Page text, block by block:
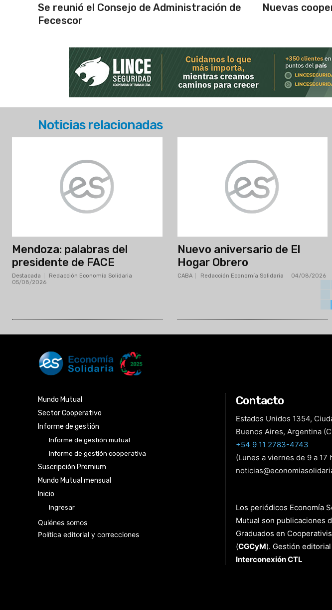
Se reunió el Consejo de Administración de
Fecescor
Nuevas
Noticias relacionadas
Mendoza: palabras del
presidente de FACE
Destacada Redacción Economía Solidaria
05/08/2026
Nuevo aniversario de El
Hogar Obrero
CABA Redacción Economía Solidaria 04/08/2026
Mundo Mutual
Sector Cooperativo
Informe de gestión
Informe de gestión mutual
Informe de gestión cooperativa
Suscripción Premium
Mundo Mutual mensual
Inicio
Ingresar
Quiénes somos
Política editorial y correcciones
Contacto
Estados Unidos 1354,
Buenos Aires, Argentina
+54 9 11 2783-4743
(Lunes a viernes de 9 a 17
Los periódicos Economía
Mutual son publicaciones
Graduados en
(CGCyM). Gestión
Interconexión CTL